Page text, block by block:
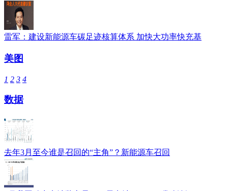
雷军：建设新能源车碳足迹核算体系 加快大功率快充基
美图
1 2 3 4
数据
去年3月至今谁是召回的“主角”？新能源车召回